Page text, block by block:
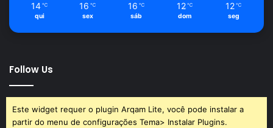
14 ℃
qui
16 ℃
sex
16 ℃
sáb
12 ℃
dom
12 ℃
seg
Follow Us
Este widget requer o plugin Arqam Lite, você pode instalar a
partir do menu de configurações Tema> Instalar Plugins.